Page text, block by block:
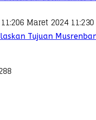
6 Maret 2024 11:23
Tujuan